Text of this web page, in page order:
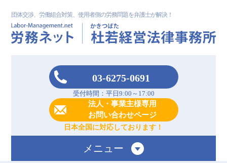
団体交渉、労働組合対策、使用者側の労務問題を弁護士が解決！
03-6275-0691
受付時間：平日9:00～17:00
法人・事業主様専用
お問い合わせページ
日本全国に対応しております！
メニュー